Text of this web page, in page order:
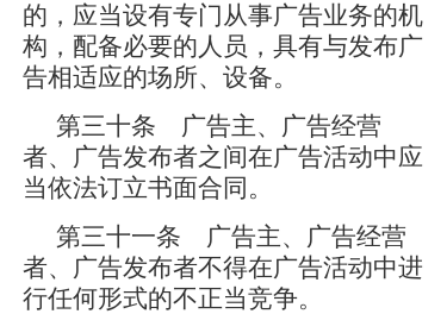
的，应当设有专门从事广告业务的机
构，配备必要的人员，具有与发布广
告相适应的场所、设备。
第三十条 广告主、广告经营
者、广告发布者之间在广告活动中应
当依法订立书面合同。
第三十一条 广告主、广告经营
者、广告发布者不得在广告活动中进
行任何形式的不正当竞争。